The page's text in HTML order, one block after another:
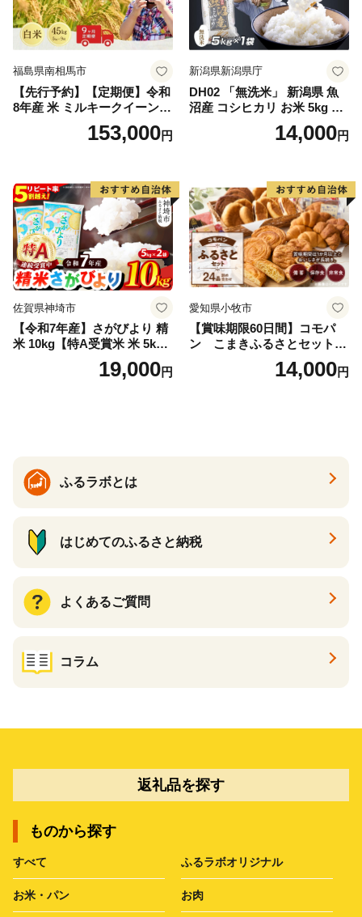
福島県南相馬市
【先行予約】【定期便】令和
8年産 米 ミルキークイーン
白米 45kg (5kg×9回) | ミルキ
ークイーン 米5kg 福島 福島
福島県 南相馬市 cu006-ae
153,000円
新潟県新潟県庁
DH02 「無洗米」 新潟県 魚
沼産 コシヒカリ お米 5kg こ
しひかり 精米 米（お米の美
味しい炊き方ガイド付き）
14,000円
佐賀県神埼市
【令和7年産】さがびより 精
米 10kg【特A受賞米 米 5kg×
2袋 お米 コメ こめ 国産 美味
しい ブランド米 人気 ランキ
19,000円
愛知県小牧市
【賞味期限60日間】コモパ
ン こまきふるさとセット
（24個入り）／災害用備蓄
保存食 非常食 防災グッズに
14,000円
ふるラボとは
はじめてのふるさと納税
よくあるご質問
コラム
返礼品を探す
ものから探す
すべて ふるラボオリジナル
お米・パン お肉